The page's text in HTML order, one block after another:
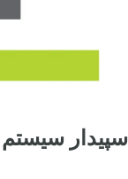
سپیدار سیستم